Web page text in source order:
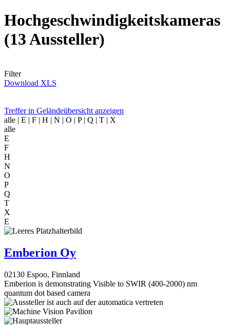
Hochgeschwindigkeitskameras
(13 Aussteller)
Filter
Download XLS
Treffer in Geländeübersicht anzeigen
alle | E | F | H | N | O | P | Q | T | X
alle
E
F
H
N
O
P
Q
T
X
E
Emberion Oy
02130 Espoo, Finnland
Emberion is demonstrating Visible to SWIR (400-2000) nm
quantum dot based camera